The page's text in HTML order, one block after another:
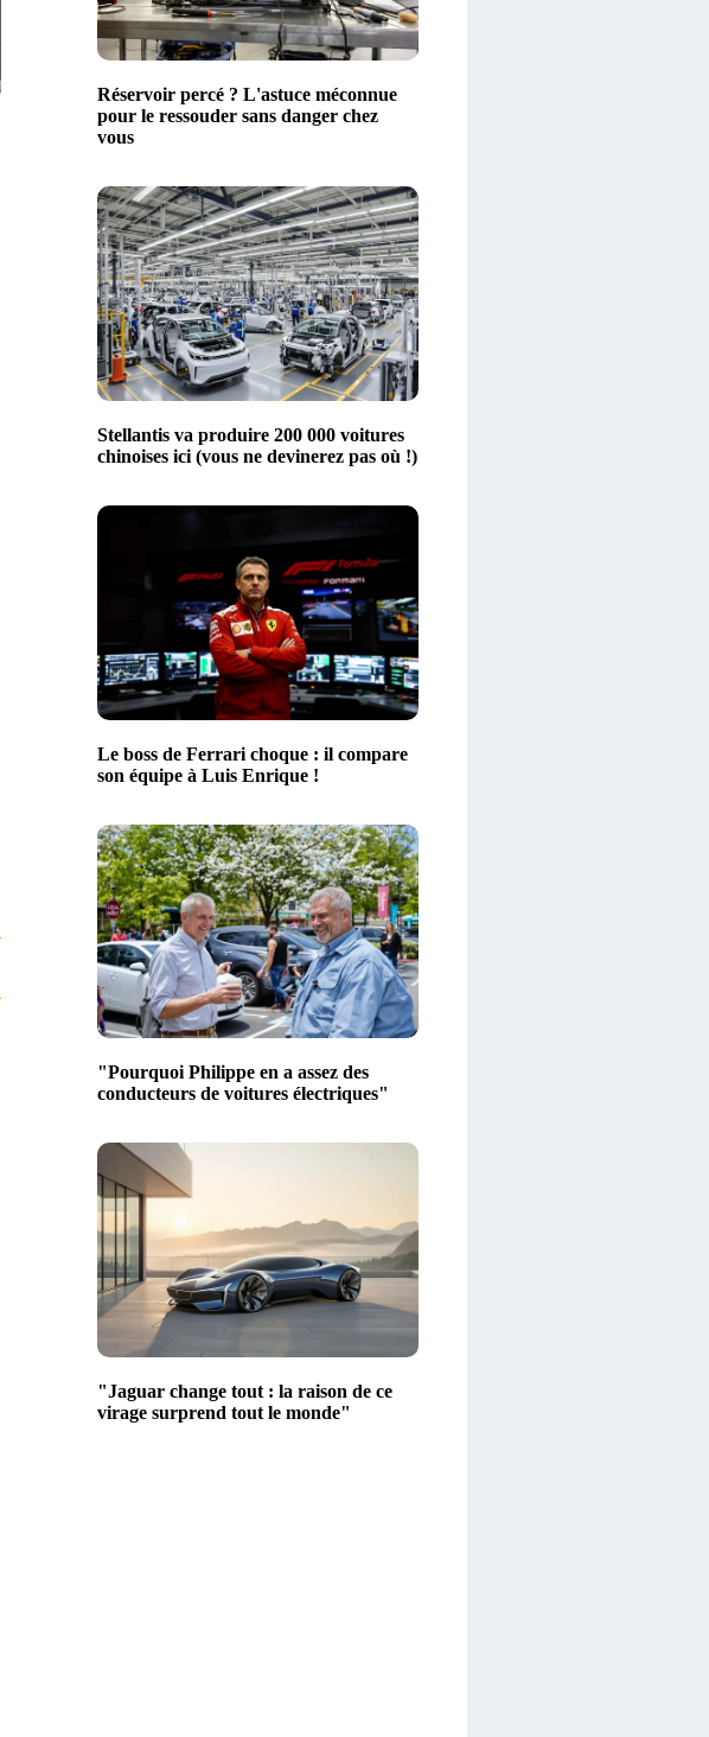
Réservoir percé ? L'astuce méconnue
pour le ressouder sans danger chez
vous
Stellantis va produire 200 000 voitures
chinoises ici (vous ne devinerez pas où !)
Le boss de Ferrari choque : il compare
son équipe à Luis Enrique !
"Pourquoi Philippe en a assez des
conducteurs de voitures électriques"
"Jaguar change tout : la raison de ce
virage surprend tout le monde"